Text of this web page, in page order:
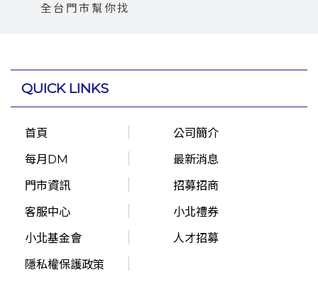
全台門市幫你找
QUICK LINKS
首頁
公司簡介
每月DM
最新消息
門市資訊
招募招商
客服中心
小北禮券
小北基金會
人才招募
隱私權保護政策